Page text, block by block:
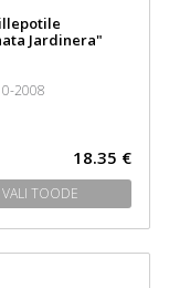
Jardinera"
0-2008
18.35 €
VALI TOODE